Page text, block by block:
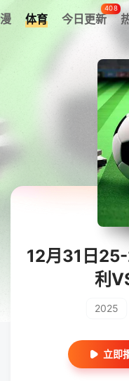
体育 今日更新
408
我的观影
暂无
12月31日
利
2025
立即